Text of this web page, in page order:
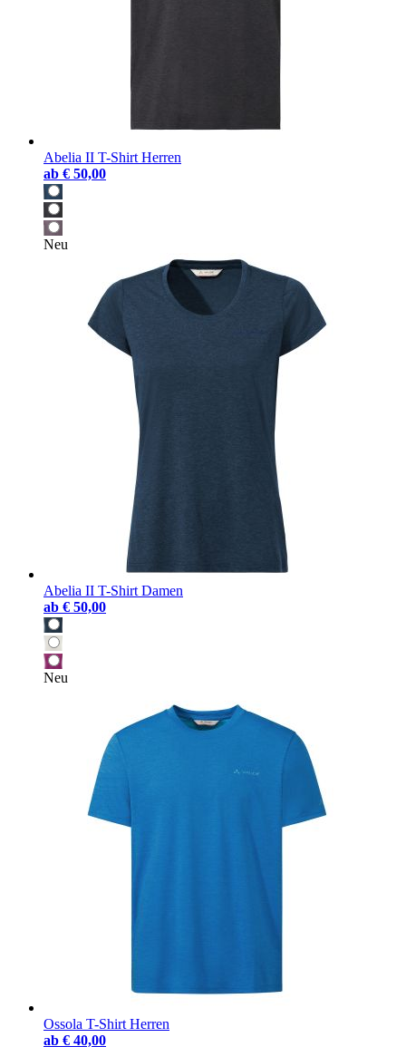
Abelia II T-Shirt Herren
ab € 50,00
Neu
Abelia II T-Shirt Damen
ab € 50,00
Neu
Ossola T-Shirt Herren
ab € 40,00